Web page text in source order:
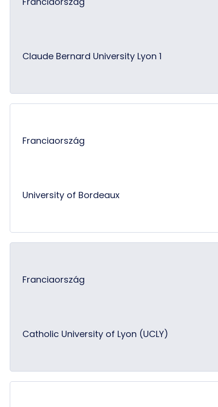
Claude Bernard University Lyon 1
Franciaország
University of Bordeaux
Franciaország
Catholic University of Lyon (UCLY)